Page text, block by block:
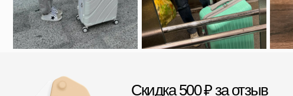
С этим товаром покупают